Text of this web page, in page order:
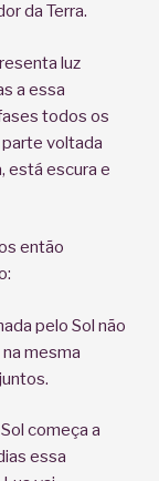
da Terra.
luz
a essa
todos os
parte voltada
está escura e
então
pelo Sol não
mesma
começa a
essa